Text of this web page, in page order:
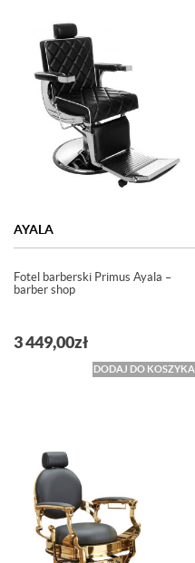
AYALA
Fotel barberski Primus Ayala –
barber shop
3 449,00zł
DODAJ DO KOSZYKA